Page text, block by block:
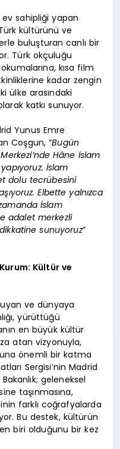
ev sahipliği yapan
kültürünü ve
buluşturan canlı bir
Türk okçuluğu
kısa film
kadar zengin
ülke arasındaki
katkı sunuyor.
Yunus Emre
Coşgun, “Bugün
Hâne İslam
İslam
dolu tecrübesini
Elbette yalnızca
İslam
adalet merkezli
sunuyoruz”
Kültür ve
ve dünyaya
yürüttüğü
en büyük kültür
atan vizyonuyla,
önemli bir katma
Sergisi’nin Madrid
geleneksel
taşınmasına,
farklı coğrafyalarda
Bu destek, kültürün
biri olduğunu bir kez